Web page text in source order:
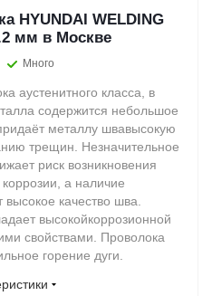
HYUNDAI WELDING
мм в Москве
Много
аустенитного класса, в
содержится небольшое
металлу швавысокую
трещин. Незначительное
риск возникновения
а наличие
качество шва.
высокойкоррозионной
свойствами. Проволока
горение дуги.